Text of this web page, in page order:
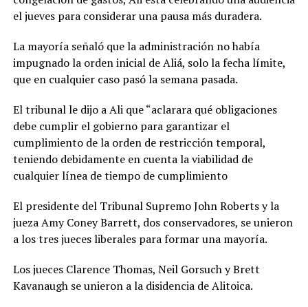
el jueves para considerar una pausa más duradera.
La mayoría señaló que la administración no había
impugnado la orden inicial de Aliá, solo la fecha límite,
que en cualquier caso pasó la semana pasada.
El tribunal le dijo a Ali que “aclarara qué obligaciones
debe cumplir el gobierno para garantizar el
cumplimiento de la orden de restricción temporal,
teniendo debidamente en cuenta la viabilidad de
cualquier línea de tiempo de cumplimiento
El presidente del Tribunal Supremo John Roberts y la
jueza Amy Coney Barrett, dos conservadores, se unieron
a los tres jueces liberales para formar una mayoría.
Los jueces Clarence Thomas, Neil Gorsuch y Brett
Kavanaugh se unieron a la disidencia de Alitoica.